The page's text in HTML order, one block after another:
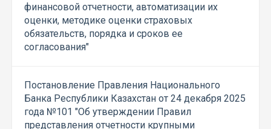
финансовой отчетности, автоматизации их
оценки, методике оценки страховых
обязательств, порядка и сроков ее
согласования"
Постановление Правления Национального
Банка Республики Казахстан от 24 декабря 2025
года №101 "Об утверждении Правил
представления отчетности крупными